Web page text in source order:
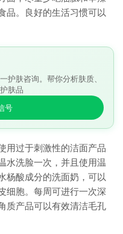
品。良好的生活习惯可以
护肤咨询。帮你分析肤质、
肤品
号
用过于刺激性的洁面产品
水洗脸一次，并且使用温
杨酸成分的洗面奶，可以
细胞。每周可进行一次深
质产品可以有效清洁毛孔